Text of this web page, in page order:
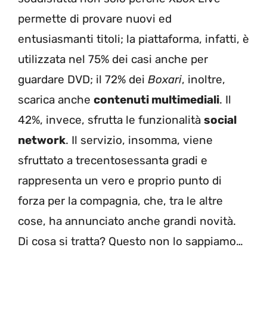
permette di provare nuovi ed
entusiasmanti titoli; la piattaforma, infatti, è
utilizzata nel 75% dei casi anche per
guardare DVD; il 72% dei Boxari, inoltre,
scarica anche contenuti multimediali. Il
42%, invece, sfrutta le funzionalità social
network. Il servizio, insomma, viene
sfruttato a trecentosessanta gradi e
rappresenta un vero e proprio punto di
forza per la compagnia, che, tra le altre
cose, ha annunciato anche grandi novità.
Di cosa si tratta? Questo non lo sappiamo…